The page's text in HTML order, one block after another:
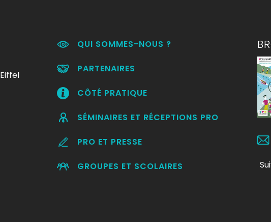
QUI SOMMES-NOUS ?
PARTENAIRES
CÔTÉ PRATIQUE
SÉMINAIRES ET RÉCEPTIONS PRO
PRO ET PRESSE
GROUPES ET SCOLAIRES